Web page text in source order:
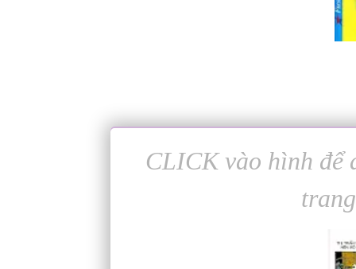
CLICK vào hình để